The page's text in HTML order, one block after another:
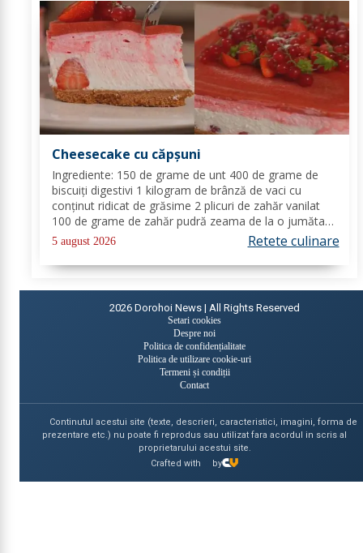
Cheesecake cu căpșuni
Ingrediente: 150 de grame de unt 400 de grame de
biscuiți digestivi 1 kilogram de brânză de vaci cu
conținut ridicat de grăsime 2 plicuri de zahăr vanilat
100 de grame de zahăr pudră zeama de la o jumătate
de lămâie 600 de mililitri de smântână pentru frișcă 4
foi de gelatină hidratate în apă rece...
5 august 2026 Retete culinare
2026 Dorohoi News | All Rights Reserved
Setari cookies
Despre noi
Politica de confidențialitate
Politica de utilizare cookie-uri
Termeni și condiții
Contact
Continutul acestui site (texte, descrieri, caracteristici, imagini, forma de
prezentare etc.) nu poate fi reprodus sau utilizat fara acordul in scris al
proprietarului acestui site.
Crafted with
by